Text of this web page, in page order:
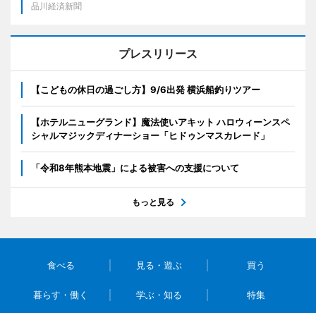
品川経済新聞
プレスリリース
【こどもの休日の過ごし方】9/6出発 横浜船釣りツアー
【ホテルニューグランド】魔法使いアキット ハロウィーンスペ
シャルマジックディナーショー「ヒドゥンマスカレード」
「令和8年熊本地震」による被害への支援について
もっと見る
食べる 見る・遊ぶ 買う
暮らす・働く 学ぶ・知る 特集